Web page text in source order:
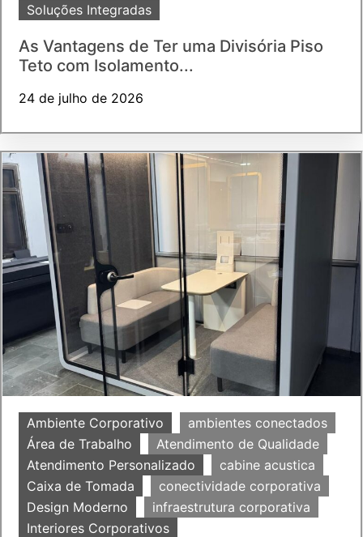
Soluções Integradas
As Vantagens de Ter uma Divisória Piso
Teto com Isolamento...
24 de julho de 2026
Ambiente Corporativo
ambientes conectados
Área de Trabalho
Atendimento de Qualidade
Atendimento Personalizado
cabine acustica
Caixa de Tomada
conectividade corporativa
Design Moderno
infraestrutura corporativa
Interiores Corporativos